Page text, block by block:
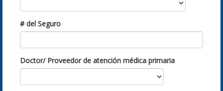
# del Seguro
Doctor/ Proveedor de atención médica primaria